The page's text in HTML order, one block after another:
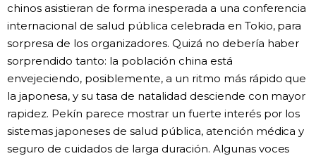
chinos asistieran de forma inesperada a una conferencia
internacional de salud pública celebrada en Tokio, para
sorpresa de los organizadores. Quizá no debería haber
sorprendido tanto: la población china está
envejeciendo, posiblemente, a un ritmo más rápido que
la japonesa, y su tasa de natalidad desciende con mayor
rapidez. Pekín parece mostrar un fuerte interés por los
sistemas japoneses de salud pública, atención médica y
seguro de cuidados de larga duración. Algunas voces